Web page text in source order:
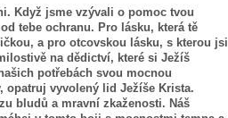
Když jsme vzývali o pomoc tvou
tebe ochranu. Pro lásku, která tě
a pro otcovskou lásku, s kterou jsi
na dědictví, které si Ježíš
potřebách svou mocnou
opatruj vyvolený lid Ježíše Krista.
bludů a mravní zkaženosti. Náš